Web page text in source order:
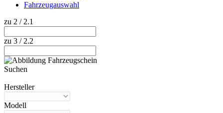
Fahrzeugauswahl
zu 2 / 2.1
zu 3 / 2.2
Suchen
Hersteller
Modell